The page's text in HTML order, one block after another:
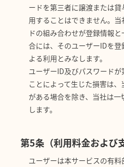
ードを第三者に譲渡または
用することはできません。
ドの組み合わせが登録情報
合には、そのユーザーIDを
よる利用とみなします。
ユーザーID及びパスワード
ことによって生じた損害は
がある場合を除き、当社は
します。
第5条（利用料金および
ユーザーは本サービスの有